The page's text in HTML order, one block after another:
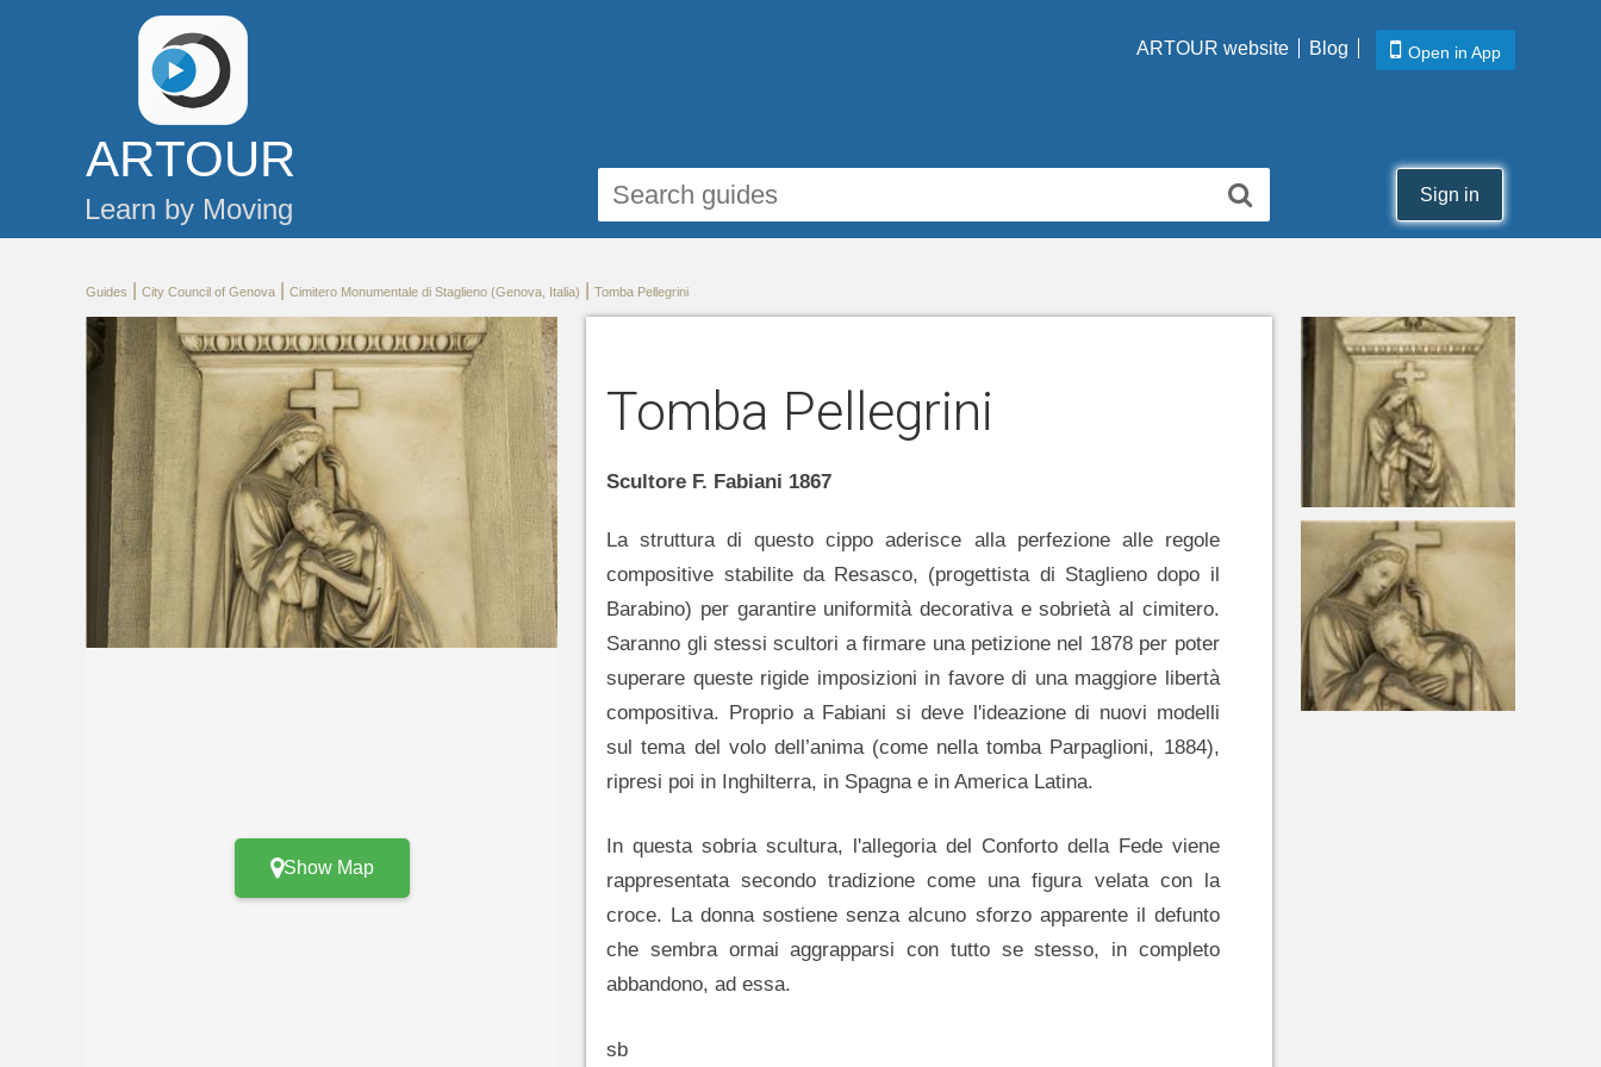
ARTOUR
Learn by Moving
ARTOUR website Blog Open in App
Sign in
Guides City Council of Genova Cimitero Monumentale di Staglieno (Genova, Italia) Tomba Pellegrini
Show Map
Tomba Pellegrini
Scultore F. Fabiani 1867
La struttura di questo cippo aderisce alla perfezione alle regole
compositive stabilite da Resasco, (progettista di Staglieno dopo il
Barabino) per garantire uniformità decorativa e sobrietà al cimitero.
Saranno gli stessi scultori a firmare una petizione nel 1878 per poter
superare queste rigide imposizioni in favore di una maggiore libertà
compositiva. Proprio a Fabiani si deve l'ideazione di nuovi modelli
sul tema del volo dell’anima (come nella tomba Parpaglioni, 1884),
ripresi poi in Inghilterra, in Spagna e in America Latina.
In questa sobria scultura, l'allegoria del Conforto della Fede viene
rappresentata secondo tradizione come una figura velata con la
croce. La donna sostiene senza alcuno sforzo apparente il defunto
che sembra ormai aggrapparsi con tutto se stesso, in completo
abbandono, ad essa.
sb